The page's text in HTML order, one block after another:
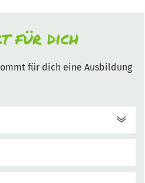
für dich
für dich eine Ausbildung